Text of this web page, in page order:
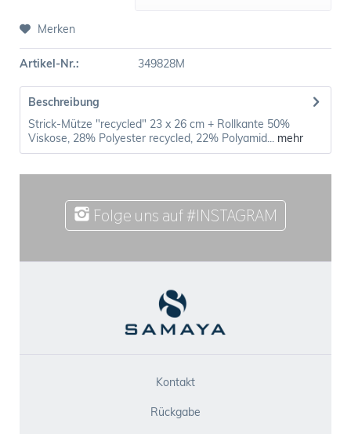
Merken
Artikel-Nr.: 349828M
Beschreibung
Strick-Mütze "recycled" 23 x 26 cm + Rollkante 50%
Viskose, 28% Polyester recycled, 22% Polyamid... mehr
Folge uns auf #INSTAGRAM
Kontakt
Rückgabe